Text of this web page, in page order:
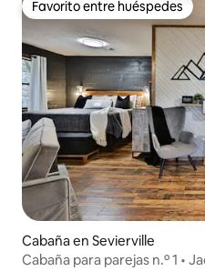
Favorito entre huéspedes
Favorito entre huéspedes
Cabaña en Sevierville
Cabaña para parejas n.º 1 •